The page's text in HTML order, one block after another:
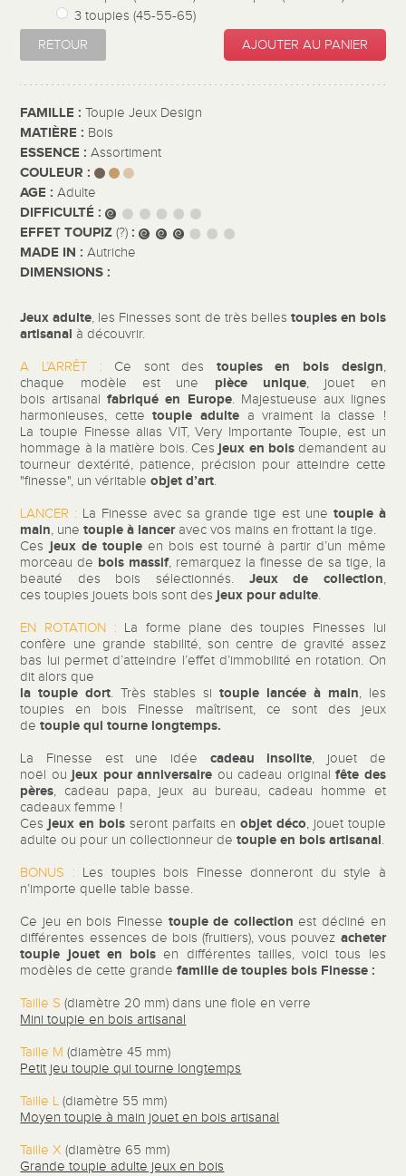
3 toupies (45-55-65)
RETOUR
AJOUTER AU PANIER
FAMILLE :Toupie Jeux Design
MATIÈRE : Bois
ESSENCE :Assortiment
COULEUR :
AGE :Adulte
DIFFICULTÉ :
EFFET TOUPIZ(?) :
MADE IN :Autriche
DIMENSIONS :
Jeux adulte, les Finesses sont de très belles toupies en bois
artisanal à découvrir.
A L’ARRÊT :Ce sont des toupies en bois design,
chaque modèle est une pièce unique, jouet en
bois artisanalfabriqué en Europe. Majestueuse aux lignes
harmonieuses, cettetoupie adultea vraiment la classe !
La toupie Finesse alias VIT, Very Importante Toupie, est un
hommage à la matière bois. Ces jeux en boisdemandent au
tourneur dextérité, patience, précision pour atteindre cette
"finesse", un véritableobjet d’art.
LANCER : La Finesse avec sa grande tige est une toupie à
main, unetoupie à lanceravec vos mains en frottant la tige.
Ces jeux de toupie en bois est tourné à partir d’un même
morceau de bois massif, remarquez la finesse de sa tige, la
beauté des bois sélectionnés. Jeux de collection,
ces toupies jouets bois sont des jeux pour adulte.
EN ROTATION :La forme plane des toupies Finesses lui
confère une grande stabilité, son centre de gravité assez
bas lui permet d’atteindre l’effet d’immobilité en rotation. On
dit alors que
la toupie dort. Très stables si toupie lancée à main, les
toupies en bois Finesse maîtrisent, ce sont des jeux
de toupie qui tourne longtemps.
La Finesse est une idée cadeau insolite,
jouet de
noël ou jeux pour anniversaire ou cadeau original fête des
pères, cadeau papa, jeux au bureau, cadeau homme et
cadeaux femme !
Ces jeux en boisseront parfaits en objet déco, jouet toupie
adulte ou pour un collectionneur de toupie en bois artisanal.
BONUS :Les toupies bois Finesse donneront du style à
n’importe quelle table basse.
Ce jeu en bois Finesse toupie de collection est décliné en
différentes essences de bois (fruitiers), vous pouvez acheter
toupie jouet en bois en différentes tailles, voici tous les
modèles de cette grandefamille de toupies bois Finesse :
Taille S (diamètre 20 mm) dans une fiole en verre
Mini toupie en bois artisanal
Taille M (diamètre 45 mm)
Petit jeu toupie qui tourne longtemps
Taille L (diamètre 55 mm)
Moyen toupie à main jouet en bois artisanal
Taille X (diamètre 65 mm)
Grande toupie adulte jeux en bois